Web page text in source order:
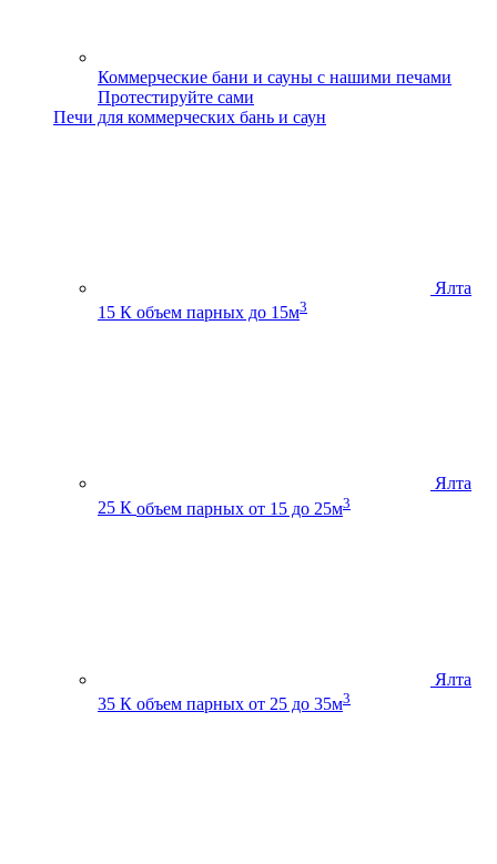
Коммерческие бани и сауны с нашими печами
Протестируйте сами
Печи для коммерческих бань и саун
Ялта
15 К объем парных до 15м3
Ялта
25 К объем парных от 15 до 25м3
Ялта
35 К объем парных от 25 до 35м3